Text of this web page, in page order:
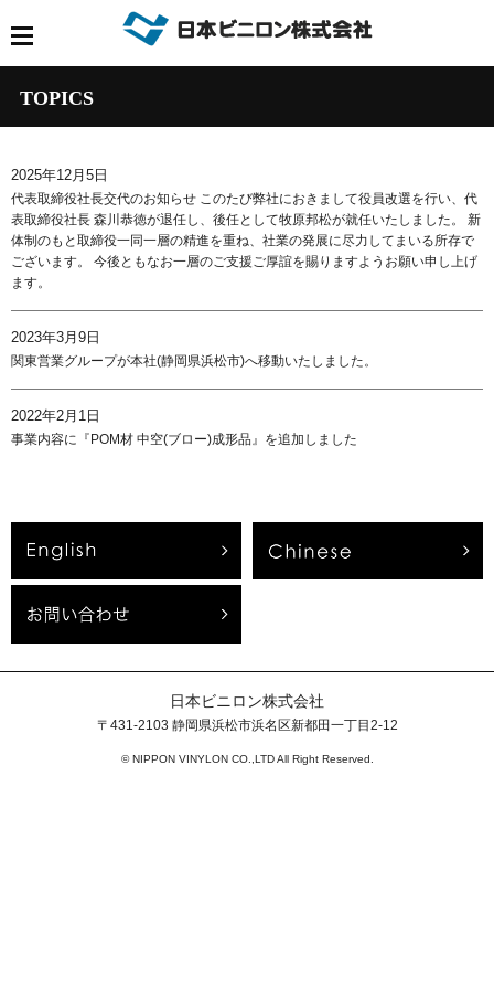
TOPICS
2025年12月5日
代表取締役社長交代のお知らせ このたび弊社におきまして役員改選を行い、代
表取締役社長 森川恭徳が退任し、後任として牧原邦松が就任いたしました。 新
体制のもと取締役一同一層の精進を重ね、社業の発展に尽力してまいる所存で
ございます。 今後ともなお一層のご支援ご厚誼を賜りますようお願い申し上げ
ます。
2023年3月9日
関東営業グループが本社(静岡県浜松市)へ移動いたしました。
2022年2月1日
事業内容に『POM材 中空(ブロー)成形品』を追加しました
日本ビニロン株式会社
〒431-2103 静岡県浜松市浜名区新都田一丁目2-12
© NIPPON VINYLON CO.,LTD All Right Reserved.